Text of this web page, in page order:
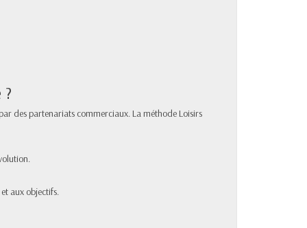
?
des partenariats commerciaux. La méthode Loisirs
aux objectifs.